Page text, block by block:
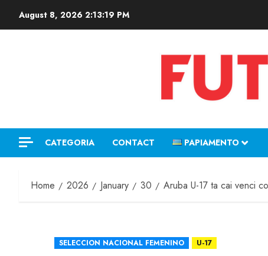
August 8, 2026 2:13:20 PM
CATEGORIA CONTACT PAPIAMENTO
Home 2026 January 30 Aruba U-17 ta cai venci
SELECCION NACIONAL FEMENINO U-17